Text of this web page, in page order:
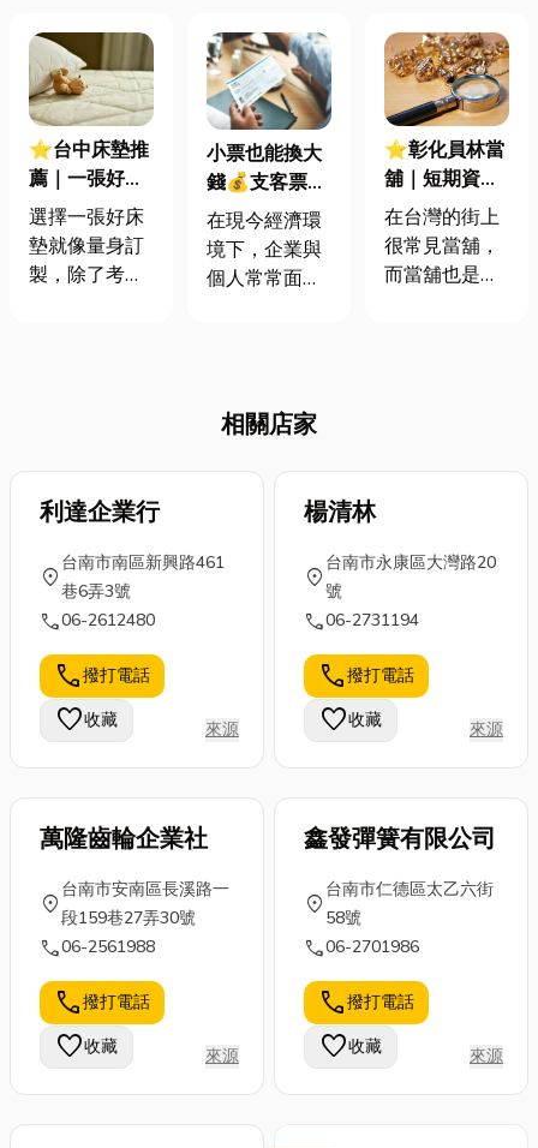
⭐台中床墊推
薦｜一張好床
墊，竟能改變
你的生活？教
你挑選最適合
選擇一張好床
墊就像量身訂
製，除了考慮
記憶棉、乳
膠、涼感等材
種，要找到最
適合自己的那
張，確實需要
花一番功夫。
今天小編就來
分享台中床墊
推薦，以及帶
各位了解台中
床...
小票也能換大
錢💰支客票借
款全攻略，從
入門到避坑一
次搞懂！
在現今經濟環
境下，企業與
個人常常面臨
融資方式，成
選。本文將深
入解析支客票
識，幫助你快
金取得方法，
讓你在資金需
求時能夠更加
從容應對。想
尋找南投當舖
的朋友，文
末...
⭐彰化員林當
舖｜短期資金
週轉找當舖，
一篇搞懂台灣
當舖規則與流
在台灣的街上
很常見當舖，
而當舖也是除
天小編就要來
及當舖抵押東
還會加碼分享
彰化員林當舖
推薦給在地的
朋友，想了解
更多就別錯
過！ ...
相關店家
利達企業行
location_on
台南市南區新興路461
巷6弄3號
call06-2612480
call撥打電話
favorite收藏 來源
楊清林
location_on
台南市永康區大灣路20
號
call06-2731194
call撥打電話
favorite收藏 來源
萬隆齒輪企業社
location_on
台南市安南區長溪路一
段159巷27弄30號
call06-2561988
call撥打電話
favorite收藏 來源
鑫發彈簧有限公司
location_on
台南市仁德區太乙六街
58號
call06-2701986
call撥打電話
favorite收藏 來源